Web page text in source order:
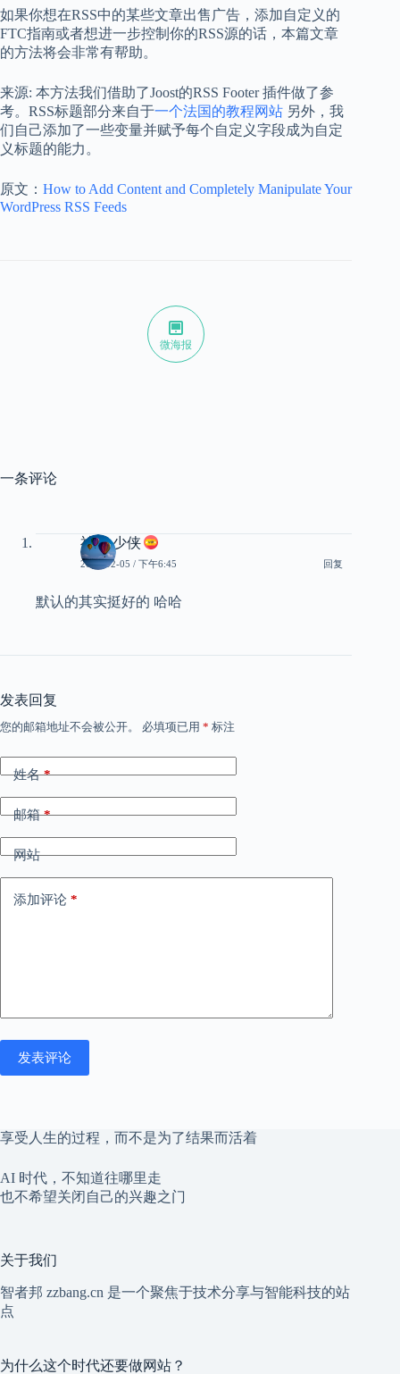
如果你想在RSS中的某些文章出售广告，添加自定义的
FTC指南或者想进一步控制你的RSS源的话，本篇文章
的方法将会非常有帮助。
来源: 本方法我们借助了Joost的RSS Footer 插件做了参
考。RSS标题部分来自于一个法国的教程网站 另外，我
们自己添加了一些变量并赋予每个自定义字段成为自定
义标题的能力。
原文： How to Add Content and Completely Manipulate Your
WordPress RSS Feeds
微海报
一条评论
神经 少侠
2010-02-05 / 下午6:45 回复
默认的其实挺好的 哈哈
发表回复
您的邮箱地址不会被公开。 必填项已用 * 标注
姓名*
邮箱*
网站
添加评论 *
发表评论
享受人生的过程，而不是为了结果而活着
AI 时代，不知道往哪里走
也不希望关闭自己的兴趣之门
关于我们
智者邦 zzbang.cn 是一个聚焦于技术分享与智能科技的站
点
为什么这个时代还要做网站？